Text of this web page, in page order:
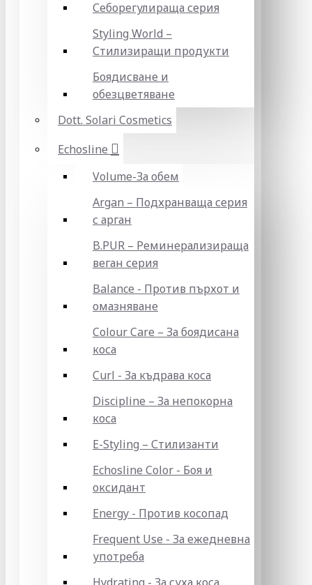
Себорегулираща серия
Styling World –
Стилизиращи продукти
Боядисване и
обезцветяване
Dott. Solari Cosmetics
Echosline
Volume-За обем
Argan – Подхранваща серия
с арган
B.PUR – Реминерализираща
веган серия
Balance - Против пърхот и
омазняване
Colour Care – За боядисана
коса
Curl - За къдрава коса
Discipline – За непокорна
коса
E-Styling – Стилизанти
Echosline Color - Боя и
оксидант
Energy - Против косопад
Frequent Use - За ежедневна
употреба